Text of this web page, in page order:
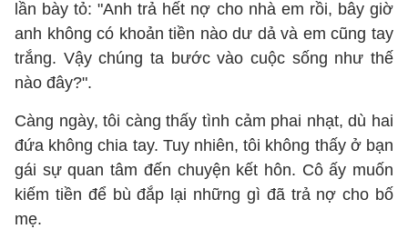
lần bày tỏ: "Anh trả hết nợ cho nhà em rồi, bây giờ
anh không có khoản tiền nào dư dả và em cũng tay
trắng. Vậy chúng ta bước vào cuộc sống như thế
nào đây?".
Càng ngày, tôi càng thấy tình cảm phai nhạt, dù hai
đứa không chia tay. Tuy nhiên, tôi không thấy ở bạn
gái sự quan tâm đến chuyện kết hôn. Cô ấy muốn
kiếm tiền để bù đắp lại những gì đã trả nợ cho bố
mẹ.